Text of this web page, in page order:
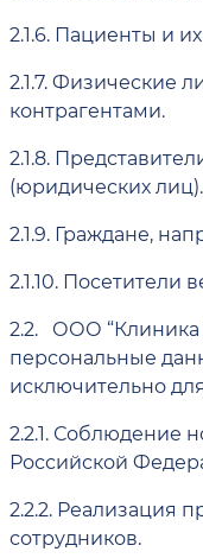
2.1.6. Пациенты и
2.1.7.Физические
контрагентами.
2.1.8.
(юридических лиц).
2.1.9. Граждане,
2.1.10. Посетители
2.2.
ООО “Клиника
персональные
исключительно
2.2.1. Соблюдение
Российской
2.2.2. Реализация
сотрудников.